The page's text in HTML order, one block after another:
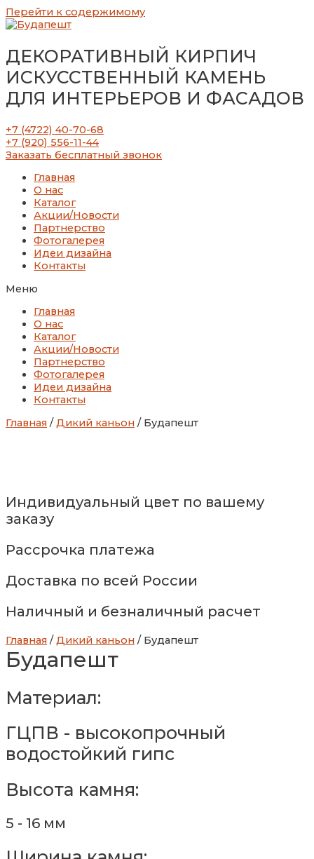
Перейти к содержимому
ДЕКОРАТИВНЫЙ КИРПИЧ
ИСКУССТВЕННЫЙ КАМЕНЬ
ДЛЯ ИНТЕРЬЕРОВ И ФАСАДОВ
+7 (4722) 40-70-68
+7 (920) 556-11-44
Заказать бесплатный звонок
Главная
О нас
Каталог
Акции/Новости
Партнерство
Фотогалерея
Идеи дизайна
Контакты
Меню
Главная
О нас
Каталог
Акции/Новости
Партнерство
Фотогалерея
Идеи дизайна
Контакты
Главная /Дикий каньон / Будапешт
Индивидуальный цвет по вашему
заказу
Рассрочка платежа
Доставка по всей России
Наличный и безналичный расчет
Главная /Дикий каньон / Будапешт
Будапешт
Материал:
ГЦПВ - высокопрочный
водостойкий гипс
Высота камня:
5 - 16 мм